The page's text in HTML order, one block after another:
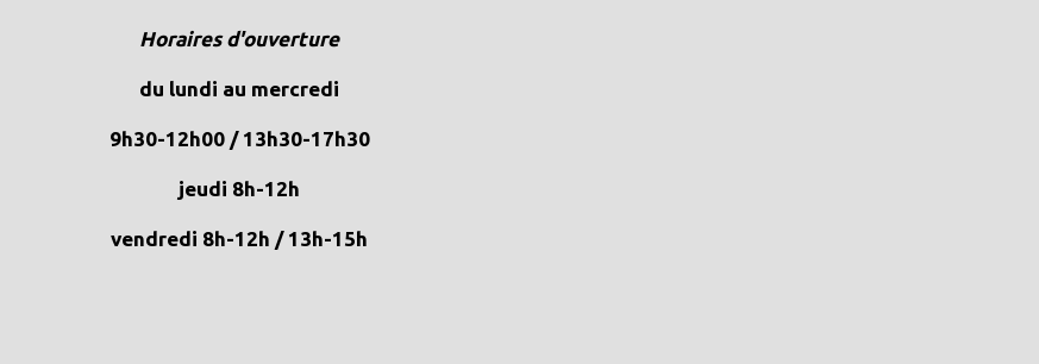
Horaires d'ouverture
du lundi au mercredi
9h30-12h00 / 13h30-17h30
jeudi 8h-12h
vendredi 8h-12h / 13h-15h